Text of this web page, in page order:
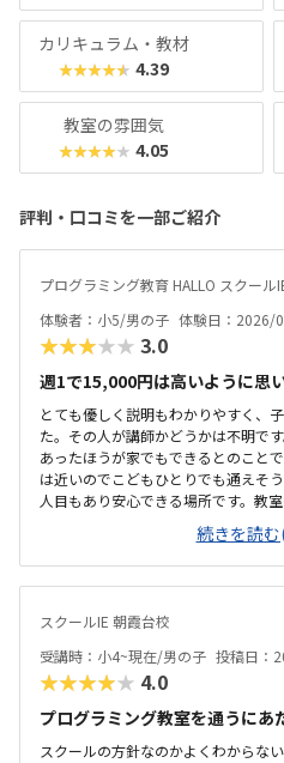
カリキュラム・教材
★★★★★ 4.39
教室の雰囲気
★★★★★ 4.05
評判・口コミを一部ご紹介
プログラミング教育 HALLO スクール
体験者：小5/男の子 体験日：2026/
★★★★★ 3.0
週1で15,000円は高いように思
とても優しく説明もわかりやすく、
た。その人が講師かどうかは不明で
あったほうが家でもできるとのこと
は近いのでこどもひとりでも通えそ
人目もあり安心できる場所です。教
しているとのことで塾の方の教室は
感じでした。週1で15,000円は高い
増やしてもらうか、下げてもらえる
はとても説明がわかりやすく、こど
続きを読
スクールIE 朝霞台校
受講時：小4~現在/男の子 投稿日：
★★★★★ 4.0
プログラミング教室を通うにあ
スクールの方針なのかよくわからな